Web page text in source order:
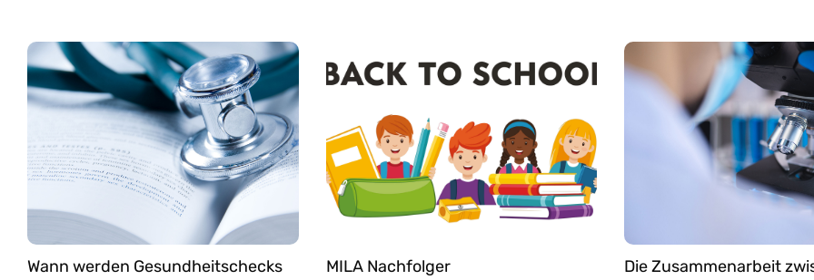
Wann werden Gesundheitschecks
MILA Nachfolger
Die Zusammenarbeit